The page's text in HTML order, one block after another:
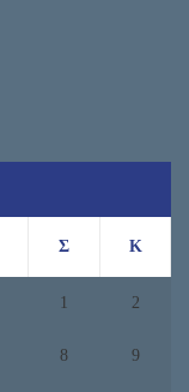
Σ Κ
1 2
8 9